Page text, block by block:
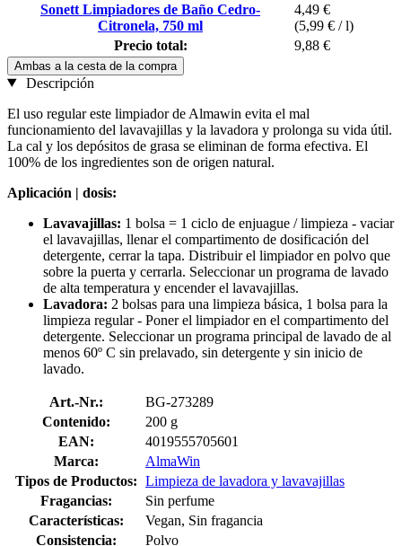
Sonett Limpiadores de Baño Cedro-
Citronela, 750 ml
4,49 €
(5,99 € / l)
Precio total:
9,88 €
Ambas a la cesta de la compra
Descripción
El uso regular este limpiador de Almawin evita el mal
funcionamiento del lavavajillas y la lavadora y prolonga su vida útil.
La cal y los depósitos de grasa se eliminan de forma efectiva. El
100% de los ingredientes son de origen natural.
Aplicación | dosis:
Lavavajillas: 1 bolsa = 1 ciclo de enjuague / limpieza - vaciar
el lavavajillas, llenar el compartimento de dosificación del
detergente, cerrar la tapa. Distribuir el limpiador en polvo que
sobre la puerta y cerrarla. Seleccionar un programa de lavado
de alta temperatura y encender el lavavajillas.
Lavadora: 2 bolsas para una limpieza básica, 1 bolsa para la
limpieza regular - Poner el limpiador en el compartimento del
detergente. Seleccionar un programa principal de lavado de al
menos 60º C sin prelavado, sin detergente y sin inicio de
lavado.
Art.-Nr.:
BG-273289
Contenido:
200 g
EAN:
4019555705601
Marca:
AlmaWin
Tipos de Productos: Limpieza de lavadora y lavavajillas
Fragancias:
Sin perfume
Características:
Vegan, Sin fragancia
Consistencia:
Polvo